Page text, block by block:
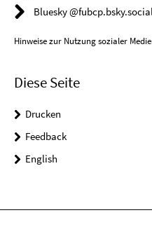
Bluesky @fubcp.bsky.social
Hinweise zur Nutzung sozialer
Diese Seite
Drucken
Feedback
English